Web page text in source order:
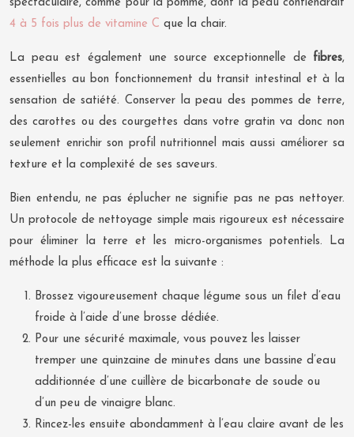
spectaculaire, comme pour la pomme, dont la peau contiendrait
4 à 5 fois plus de vitamine C que la chair.
La peau est également une source exceptionnelle de fibres,
essentielles au bon fonctionnement du transit intestinal et à la
sensation de satiété. Conserver la peau des pommes de terre,
des carottes ou des courgettes dans votre gratin va donc non
seulement enrichir son profil nutritionnel mais aussi améliorer sa
texture et la complexité de ses saveurs.
Bien entendu, ne pas éplucher ne signifie pas ne pas nettoyer.
Un protocole de nettoyage simple mais rigoureux est nécessaire
pour éliminer la terre et les micro-organismes potentiels. La
méthode la plus efficace est la suivante :
Brossez vigoureusement chaque légume sous un filet d’eau
froide à l’aide d’une brosse dédiée.
Pour une sécurité maximale, vous pouvez les laisser
tremper une quinzaine de minutes dans une bassine d’eau
additionnée d’une cuillère de bicarbonate de soude ou
d’un peu de vinaigre blanc.
Rincez-les ensuite abondamment à l’eau claire avant de les